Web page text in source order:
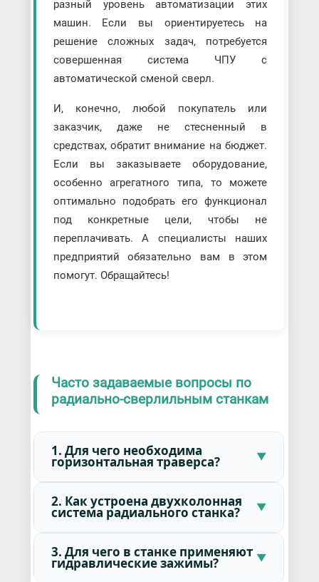
разный уровень автоматизации этих
машин. Если вы ориентируетесь на
решение сложных задач, потребуется
совершенная система ЧПУ с
автоматической сменой сверл.
И, конечно, любой покупатель или
заказчик, даже не стесненный в
средствах, обратит внимание на бюджет.
Если вы заказываете оборудование,
особенно агрегатного типа, то можете
оптимально подобрать его функционал
под конкретные цели, чтобы не
переплачивать. А специалисты наших
предприятий обязательно вам в этом
помогут. Обращайтесь!
Часто задаваемые вопросы по
радиально-сверлильным станкам
1. Для чего необходима
горизонтальная траверса?
2. Как устроена двухколонная
система радиального станка?
3. Для чего в станке применяют
гидравлические зажимы?